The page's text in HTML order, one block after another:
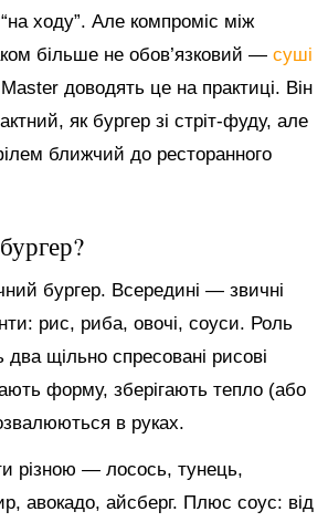
ходу”. Але компроміс між
більше не обов’язковий — суші
доводять це на практиці. Він
як бургер зі стріт-фуду, але
ближчий до ресторанного
бургер. Всередині — звичні
рис, риба, овочі, соуси. Роль
два щільно спресовані рисові
форму, зберігають тепло (або
в руках.
різною — лосось, тунець,
авокадо, айсберг. Плюс соус: від